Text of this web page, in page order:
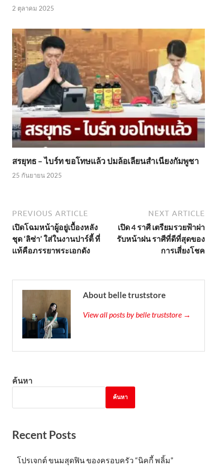
2 ตุลาคม 2025
สรยุทธ – ไบร์ท ขอโทษแล้ว ปมล้อเลียนสำเนียงกัมพูชา
25 กันยายน 2025
PREVIOUS ARTICLE
เปิดโฉมหน้าผู้อยู่เบื้องหลัง
ชุด ‘ลิซ่า’ ใส่ในงานปาร์ตี้ ที่
เเท้คือภรรยาพระเอกดัง
NEXT ARTICLE
เปิด 4 ราศี เตรียมรวยฟ้าผ่า
รับหน้าฝน ราศีที่ดีที่สุดของ
การเสี่ยงโชค
About belle truststore
View all posts by belle truststore →
ค้นหา
ค้นหา
Recent Posts
โปรเจกต์ ขนมสุดฟิน ของครอบครัว “นิคกี้ พลิ้ม”